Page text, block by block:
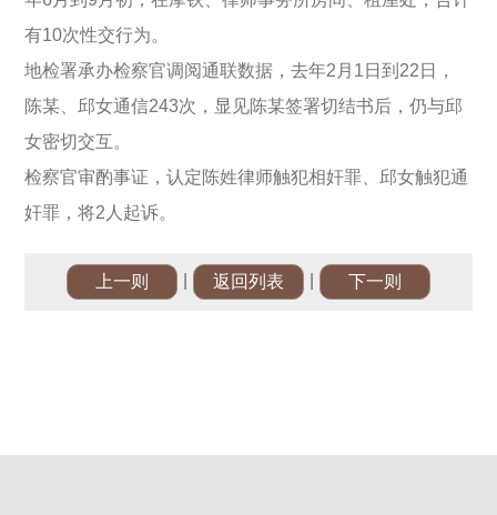
有10次性交行为。
地检署承办检察官调阅通联数据，去年2月1日到22日，
陈某、邱女通信243次，显见陈某签署切结书后，仍与邱
女密切交互。
检察官审酌事证，认定陈姓律师触犯相奸罪、邱女触犯通
奸罪，将2人起诉。
上一则 返回列表 下一则